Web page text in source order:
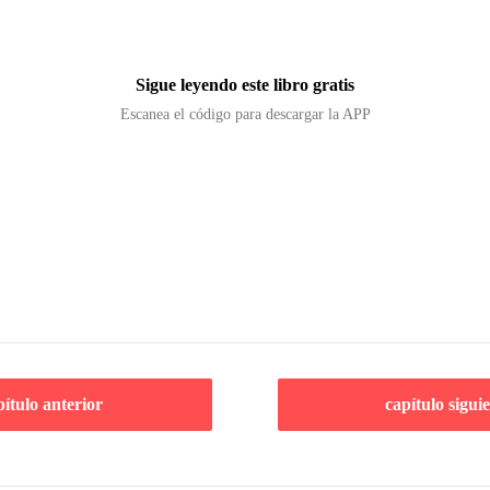
Sigue leyendo este libro gratis
Escanea el código para descargar la APP
anterior capítulo